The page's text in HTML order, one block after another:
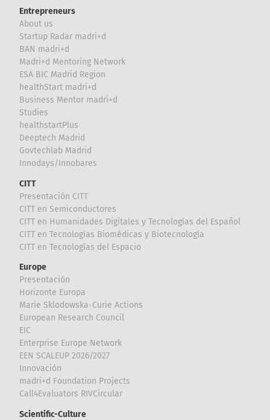
Entrepreneurs
About us
Startup Radar madri+d
BAN madri+d
Madri+d Mentoring Network
ESA BIC Madrid Region
healthStart madri+d
Business Mentor madri+d
Studies
healthstartPlus
Deeptech Madrid
Govtechlab Madrid
Innodays/Innobares
CITT
Presentación CITT
CITT en Semiconductores
CITT en Humanidades Digitales y Tecnologías del Español
CITT en Tecnologías Biomédicas y Biotecnología
CITT en Tecnologías del Espacio
Europe
Presentación
Horizonte Europa
Marie Sklodowska-Curie Actions
European Research Council
EIC
Enterprise Europe Network
EEN SCALEUP 2026/2027
Innovación
madri+d Foundation Projects
Call4Evaluators RIVCircular
Scientific-Culture